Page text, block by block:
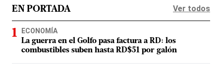
EN PORTADA Ver todos
ECONOMÍA
La guerra en el Golfo pasa factura a RD: los
combustibles suben hasta RD$51 por galón